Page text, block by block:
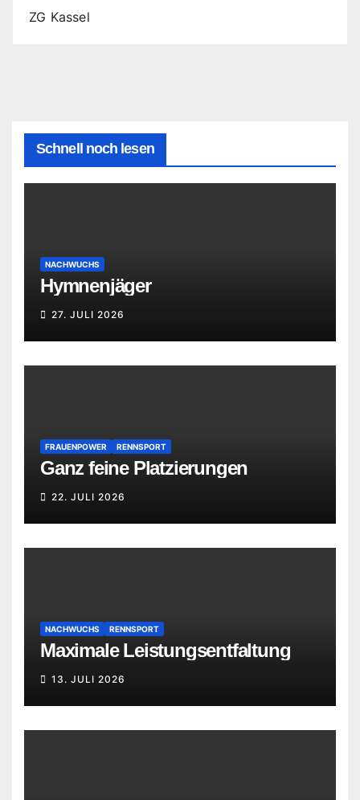
ZG Kassel
Schnell noch lesen
NACHWUCHS
Hymnenjäger
27. JULI 2026
FRAUENPOWER RENNSPORT
Ganz feine Platzierungen
22. JULI 2026
NACHWUCHS RENNSPORT
Maximale Leistungsentfaltung
13. JULI 2026